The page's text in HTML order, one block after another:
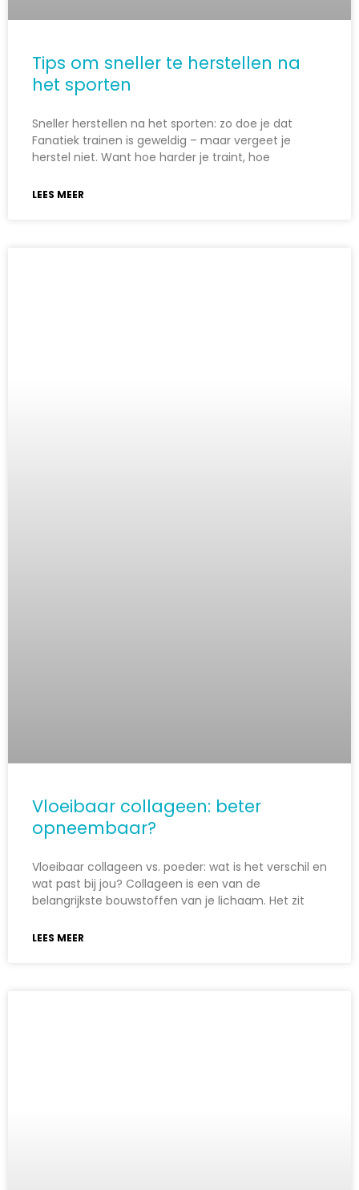
Tips om sneller te herstellen na
het sporten
Sneller herstellen na het sporten: zo doe je dat
Fanatiek trainen is geweldig – maar vergeet je
herstel niet. Want hoe harder je traint, hoe
LEES MEER
Vloeibaar collageen: beter
opneembaar?
Vloeibaar collageen vs. poeder: wat is het verschil en
wat past bij jou? Collageen is een van de
belangrijkste bouwstoffen van je lichaam. Het zit
LEES MEER